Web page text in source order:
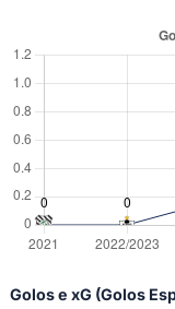
Golos e xG (Golos